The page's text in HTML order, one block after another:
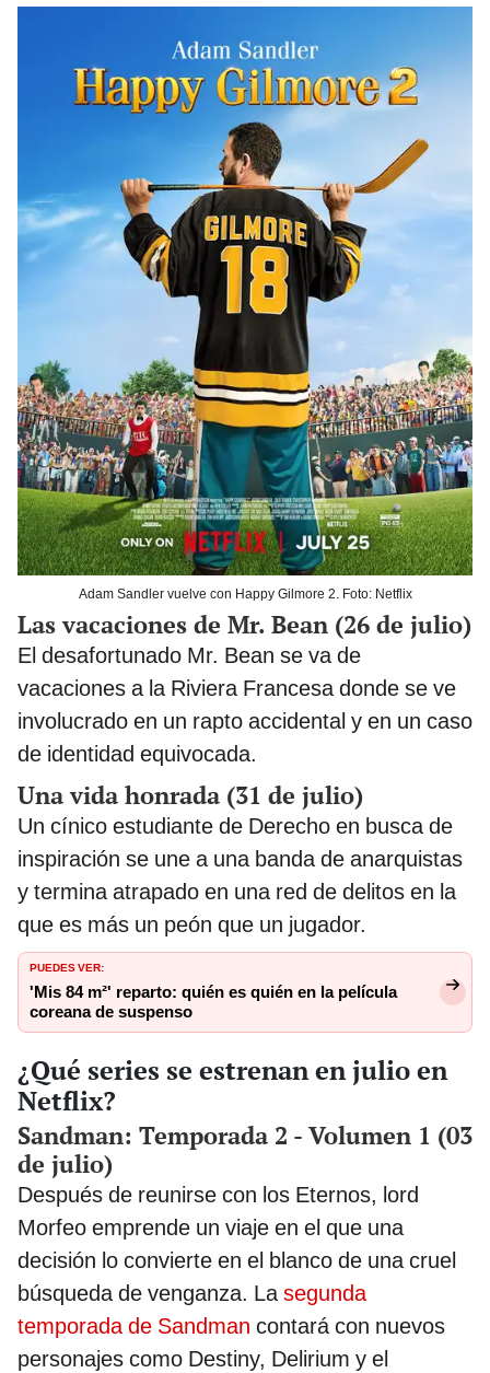
Adam Sandler vuelve con Happy Gilmore 2. Foto: Netflix
Las vacaciones de Mr. Bean (26 de julio)
El desafortunado Mr. Bean se va de
vacaciones a la Riviera Francesa donde se ve
involucrado en un rapto accidental y en un caso
de identidad equivocada.
Una vida honrada (31 de julio)
Un cínico estudiante de Derecho en busca de
inspiración se une a una banda de anarquistas
y termina atrapado en una red de delitos en la
que es más un peón que un jugador.
PUEDES VER:
'Mis 84 m²' reparto: quién es quién en la película
coreana de suspenso
¿Qué series se estrenan en julio en
Netflix?
Sandman: Temporada 2 - Volumen 1 (03
de julio)
Después de reunirse con los Eternos, lord
Morfeo emprende un viaje en el que una
decisión lo convierte en el blanco de una cruel
búsqueda de venganza. Lasegunda
temporada de Sandman contará con nuevos
personajes como Destiny, Delirium y el